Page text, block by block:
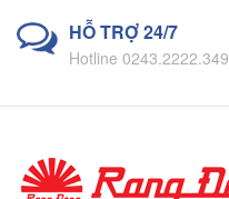
HỖ TRỢ 24/7
Hotline 0243.2222.349